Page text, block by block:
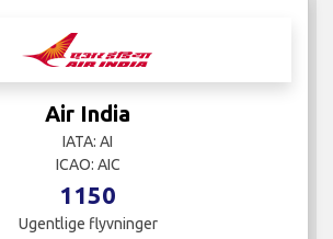
Air India
IATA: AI
ICAO: AIC
1150
Ugentlige flyvninger